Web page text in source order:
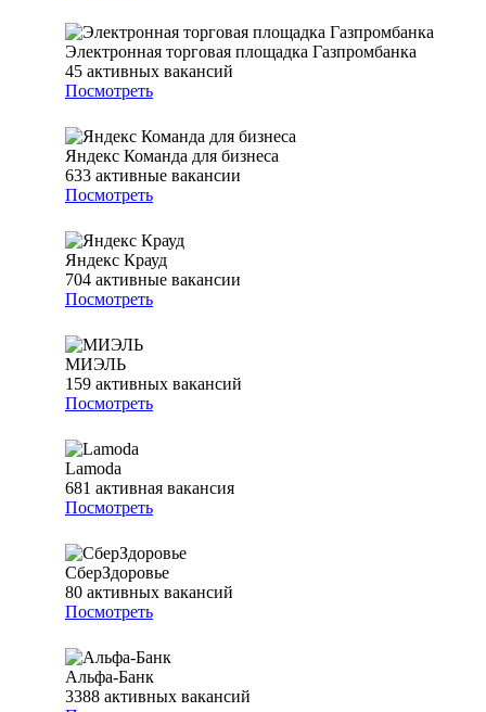
Электронная торговая площадка Газпромбанка
45 активных вакансий
Посмотреть
Яндекс Команда для бизнеса
633 активные вакансии
Посмотреть
Яндекс Крауд
704 активные вакансии
Посмотреть
МИЭЛЬ
159 активных вакансий
Посмотреть
Lamoda
681 активная вакансия
Посмотреть
СберЗдоровье
80 активных вакансий
Посмотреть
Альфа-Банк
3388 активных вакансий